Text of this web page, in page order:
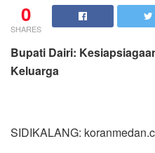
0
SHARES
Bupati Dairi:
Keluarga
SIDIKALANG: